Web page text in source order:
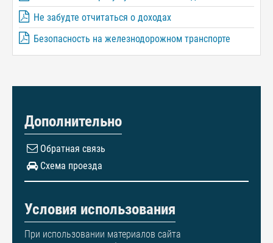
Не забудте отчитаться о доходах
Безопасность на железнодорожном транспорте
Дополнительно
Обратная связь
Схема проезда
Условия использования
При использовании материалов сайта